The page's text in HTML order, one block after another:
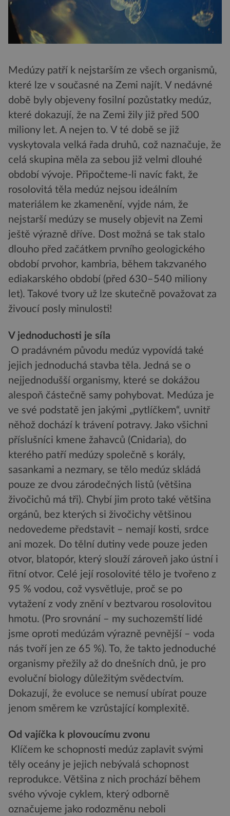
Medúzy patří k nejstarším ze všech organismů,
které lze v současné na Zemi najít. V nedávné
době byly objeveny fosilní pozůstatky medúz,
které dokazují, že na Zemi žily již před 500
miliony let. A nejen to. V té době se již
vyskytovala velká řada druhů, což naznačuje, že
celá skupina měla za sebou již velmi dlouhé
období vývoje. Připočteme-li navíc fakt, že
rosolovitá těla medúz nejsou ideálním
materiálem ke zkamenění, vyjde nám, že
nejstarší medúzy se musely objevit na Zemi
ještě výrazně dříve. Dost možná se tak stalo
dlouho před začátkem prvního geologického
období prvohor, kambria, během takzvaného
ediakarského období (před 630–540 miliony
let). Takové tvory už lze skutečně považovat za
živoucí posly minulosti!
V jednoduchosti je síla
O pradávném původu medúz vypovídá také
jejich jednoduchá stavba těla. Jedná se o
nejjednodušší organismy, které se dokážou
alespoň částečně samy pohybovat. Medúza je
ve své podstatě jen jakými „pytlíčkem“, uvnitř
něhož dochází k trávení potravy. Jako všichni
příslušníci kmene žahavců (Cnidaria), do
kterého patří medúzy společně s korály,
sasankami a nezmary, se tělo medúz skládá
pouze ze dvou zárodečných listů (většina
živočichů má tři). Chybí jim proto také většina
orgánů, bez kterých si živočichy většinou
nedovedeme představit – nemají kosti, srdce
ani mozek. Do tělní dutiny vede pouze jeden
otvor, blatopór, který slouží zároveň jako ústní i
řitní otvor. Celé její rosolovité tělo je tvořeno z
95 % vodou, což vysvětluje, proč se po
vytažení z vody znění v beztvarou rosolovitou
hmotu. (Pro srovnání – my suchozemští lidé
jsme oproti medúzám výrazně pevnější – voda
nás tvoří jen ze 65 %). To, že takto jednoduché
organismy přežily až do dnešních dnů, je pro
evoluční biology důležitým svědectvím.
Dokazují, že evoluce se nemusí ubírat pouze
jenom směrem ke vzrůstající komplexitě.
Od vajíčka k plovoucímu zvonu
Klíčem ke schopnosti medúz zaplavit svými
těly oceány je jejich nebývalá schopnost
reprodukce. Většina z nich prochází během
svého vývoje cyklem, který odborně
označujeme jako rodozměnu neboli